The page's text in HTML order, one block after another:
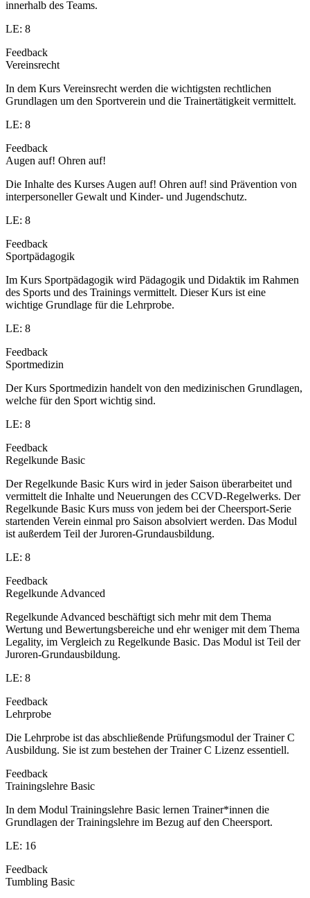
innerhalb des Teams.
LE: 8
Feedback
Vereinsrecht
In dem Kurs Vereinsrecht werden die wichtigsten rechtlichen
Grundlagen um den Sportverein und die Trainertätigkeit vermittelt.
LE: 8
Feedback
Augen auf! Ohren auf!
Die Inhalte des Kurses Augen auf! Ohren auf! sind Prävention von
interpersoneller Gewalt und Kinder- und Jugendschutz.
LE: 8
Feedback
Sportpädagogik
Im Kurs Sportpädagogik wird Pädagogik und Didaktik im Rahmen
des Sports und des Trainings vermittelt. Dieser Kurs ist eine
wichtige Grundlage für die Lehrprobe.
LE: 8
Feedback
Sportmedizin
Der Kurs Sportmedizin handelt von den medizinischen Grundlagen,
welche für den Sport wichtig sind.
LE: 8
Feedback
Regelkunde Basic
Der Regelkunde Basic Kurs wird in jeder Saison überarbeitet und
vermittelt die Inhalte und Neuerungen des CCVD-Regelwerks. Der
Regelkunde Basic Kurs muss von jedem bei der Cheersport-Serie
startenden Verein einmal pro Saison absolviert werden. Das Modul
ist außerdem Teil der Juroren-Grundausbildung.
LE: 8
Feedback
Regelkunde Advanced
Regelkunde Advanced beschäftigt sich mehr mit dem Thema
Wertung und Bewertungsbereiche und ehr weniger mit dem Thema
Legality, im Vergleich zu Regelkunde Basic. Das Modul ist Teil der
Juroren-Grundausbildung.
LE: 8
Feedback
Lehrprobe
Die Lehrprobe ist das abschließende Prüfungsmodul der Trainer C
Ausbildung. Sie ist zum bestehen der Trainer C Lizenz essentiell.
Feedback
Trainingslehre Basic
In dem Modul Trainingslehre Basic lernen Trainer*innen die
Grundlagen der Trainingslehre im Bezug auf den Cheersport.
LE: 16
Feedback
Tumbling Basic